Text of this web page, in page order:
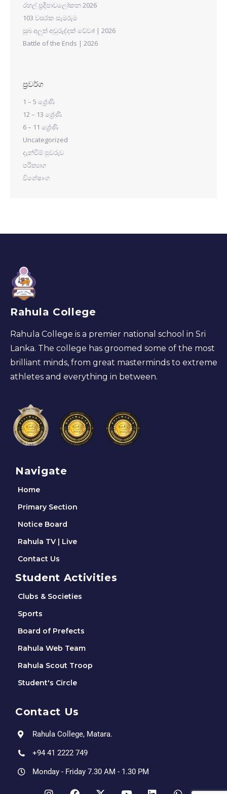
රහල් ප්‍රදීපාවලෝකන 2026
103 වසරක සැමරුම
සුබ අලුත් අවුරුද්දක් වේවා! | 2026
Battle of the Ends | 2026
ප්‍රවර්ග
1 – 5 ශ්‍රේණි
12 – 13 ශ්‍රේණි
6 – 11 ශ්‍රේණි
Uncategorized
දැන්වීම් පුවරුව
පරිත්‍යාග
විශේෂාංග
Rahula College
Rahula College is a premier national school in Sri
Lanka. The college has groomed some of the most
brilliant minds, from great masterminds to extreme
athletes and everything in between.
Navigate
Home
Primary Section
Notice Board
Rahula TV | Live
Contact Us
Student Activities
Clubs & Societies
Sports
Board of Prefects
Rahula Web Team
Rahula Scout Troop
Student's Circle
Contact Us
Rahula College, Matara.
+94 41 2222 749
Monday - Friday 7.30 AM - 1.30 PM